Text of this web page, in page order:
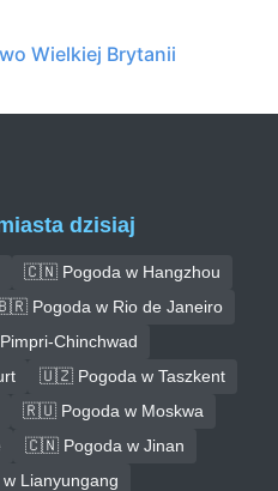
Wielkiej Brytanii
dzisiaj
🇨🇳 Pogoda w Hangzhou
Pogoda w Rio de Janeiro
Chinchwad
🇺🇿 Pogoda w Taszkent
🇷🇺 Pogoda w Moskwa
🇨🇳 Pogoda w Jinan
Lianyungang